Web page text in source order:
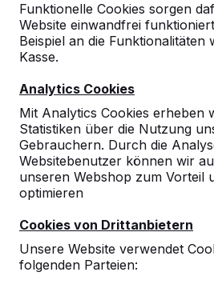
Funktionelle Cookies sorgen
Website einwandfrei
Beispiel an die Funktionalitäten
Kasse.
Analytics Cookies
Mit Analytics Cookies erheben
Statistiken über die Nutzung
Gebrauchern. Durch die
Websitebenutzer können wir
unseren Webshop zum Vorteil
optimieren
Cookies von Drittanbietern
Unsere Website verwendet
folgenden Parteien:
Referenzen